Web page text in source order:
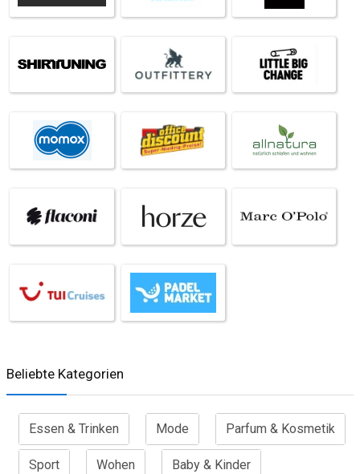
Beliebte Kategorien
Essen & Trinken Mode Parfum & Kosmetik
Sport Wohen Baby & Kinder